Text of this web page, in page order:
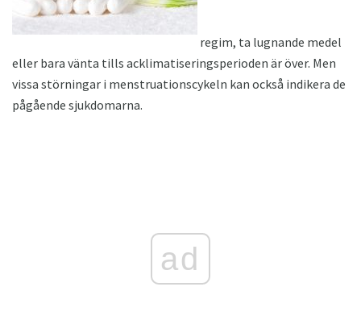
regim, ta lugnande medel
eller bara vänta tills acklimatiseringsperioden är över. Men
vissa störningar i menstruationscykeln kan också indikera de
pågående sjukdomarna.
ad